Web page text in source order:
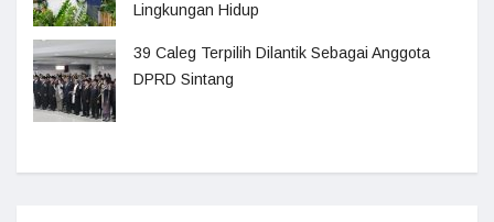
Lingkungan Hidup
39 Caleg Terpilih Dilantik Sebagai Anggota
DPRD Sintang